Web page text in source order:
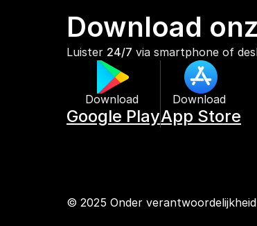
Download
Luister 24/7 via smartphone of
Download
Google Play
Download
App Store
© 2025 Onder